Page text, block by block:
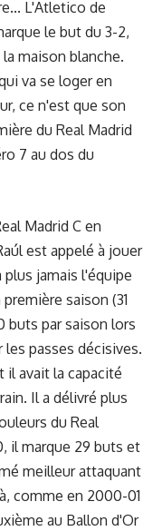
L'Atletico de
le but du 3-2,
maison blanche.
va se loger en
ce n'est que son
du Real Madrid
7 au dos du
Madrid C en
est appelé à jouer
jamais l'équipe
saison (31
buts par saison lors
passes décisives.
il avait la capacité
Il a délivré plus
du Real
il marque 29 buts et
meilleur attaquant
comme en 2000-01
au Ballon d'Or